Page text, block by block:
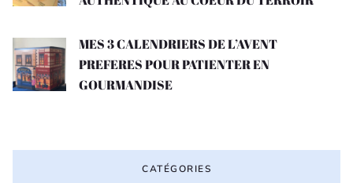
MES 3 CALENDRIERS DE L’AVENT
PREFERES POUR PATIENTER EN
GOURMANDISE
CATÉGORIES